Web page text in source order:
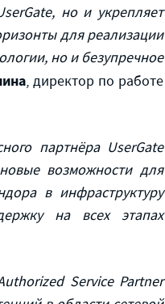
но и укрепляет
для реализации
но и безупречное
, директор по работе
партнёра UserGate
возможности для
в инфраструктуру
на всех этапах
Service Partner